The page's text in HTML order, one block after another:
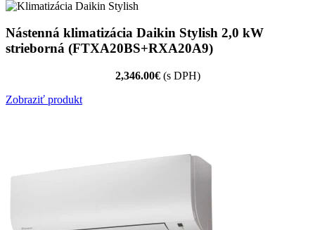
Nástenná klimatizácia Daikin Stylish 2,0 kW
strieborná (FTXA20BS+RXA20A9)
2,346.00€(s DPH)
Zobraziť produkt